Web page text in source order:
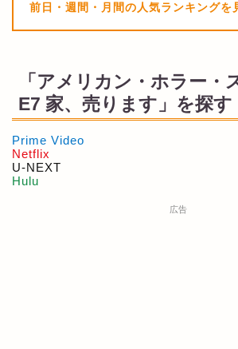
前日・週間・月間の人気ランキングを
「アメリカン・ホラー・
E7 家、売ります」を探す
Prime Video
Netflix
U-NEXT
Hulu
広告